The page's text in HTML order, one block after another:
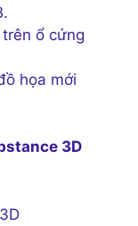
ổ cứng
họa mới
3D